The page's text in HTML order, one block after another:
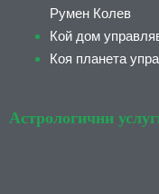
Румен Колев
Кой дом
Коя планета
Астрологични